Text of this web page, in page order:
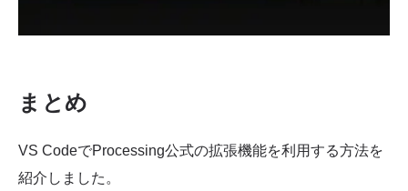
まとめ
VS CodeでProcessing公式の拡張機能を利用する方法を
紹介しました。